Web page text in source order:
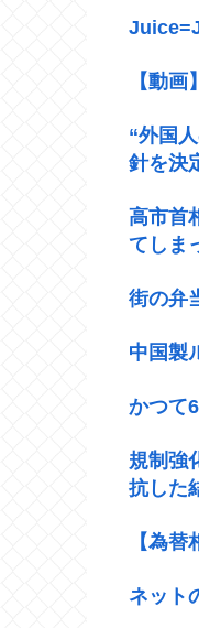
【動
“外国
針を決
高市首
てしま
街の弁
中国製
かつて
規制強
抗し
【為
ネット